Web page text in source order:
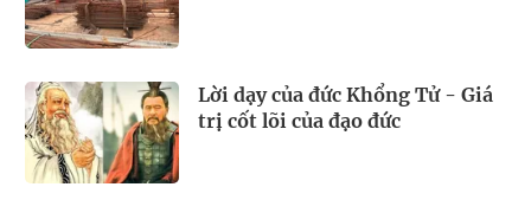
Lời dạy của đức Khổng Tử - Giá
trị cốt lõi của đạo đức